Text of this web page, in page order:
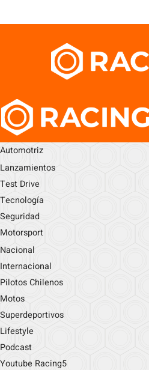
Automotriz
Lanzamientos
Test Drive
Tecnología
Seguridad
Motorsport
Nacional
Internacional
Pilotos Chilenos
Motos
Superdeportivos
Lifestyle
Podcast
Youtube Racing5